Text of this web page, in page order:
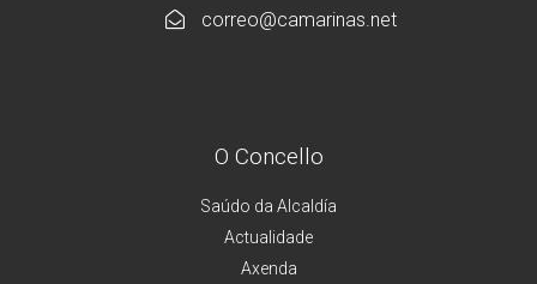
correo@camarinas.net
O Concello
Saúdo da Alcaldía
Actualidade
Axenda